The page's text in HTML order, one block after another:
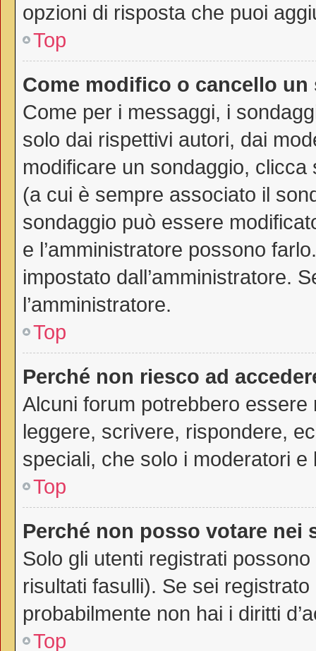
opzioni di risposta che puoi
Top
Come modifico o cancello
Come per i messaggi, i
solo dai rispettivi autori, dai
modificare un sondaggio,
(a cui è sempre associato il
sondaggio può essere
e l’amministratore possono
impostato dall’amministratore.
l’amministratore.
Top
Perché non riesco ad
Alcuni forum potrebbero
leggere, scrivere, rispondere,
speciali, che solo i moderatori
Top
Perché non posso votare nei
Solo gli utenti registrati
risultati fasulli). Se sei
probabilmente non hai i diritti
Top